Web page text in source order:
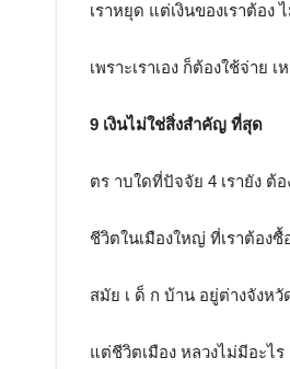
เราหยุด แต่เงินของเราต้อง
เพราะเราเอง ก็ต้องใช้จ่าย เ
9 เงินไม่ใช่สิ่งสำคัญ ที่สุด
ตร าบใดที่ปัจจัย 4 เรายัง ต้
ชีวิตในเมืองใหญ่ ที่เราต้อง
สมัย เ ด็ ก บ้าน อยู่ต่างจังห
แต่ชีวิตเมือง หลวงไม่มีอะไ